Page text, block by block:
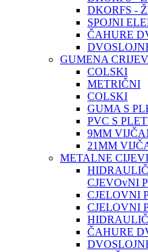
DKORFS -
SPOJNI
ČAHURE
GUMENA
COLSKI
METRIČNI
COLSKI
GUMA S
PVC S
9MM
21MM
METALNE CIJEVI
CJEVOvNI
CJELOVNI
CJELOVNI
ČAHURE